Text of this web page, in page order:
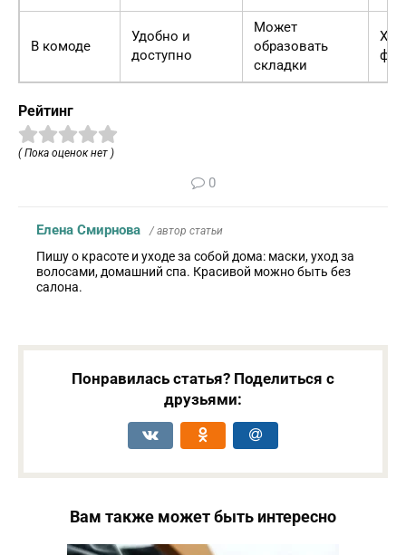
В комоде
Удобно и
доступно
Может
образовать
складки
Рейтинг
( Пока оценок нет )
0
Елена Смирнова / автор статьи
Пишу о красоте и уходе за собой дома: маски, уход за
волосами, домашний спа. Красивой можно быть без
салона.
Понравилась статья? Поделиться с
друзьями:
Вам также может быть интересно